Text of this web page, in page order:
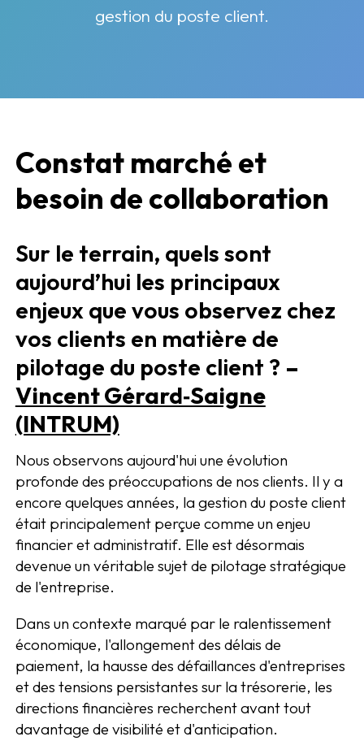
gestion du poste client.
Constat marché et
besoin de collaboration
Sur le terrain, quels sont
aujourd’hui les principaux
enjeux que vous observez chez
vos clients en matière de
pilotage du poste client ? –
Vincent Gérard‑Saigne
(INTRUM)
Nous observons aujourd'hui une évolution
profonde des préoccupations de nos clients. Il y a
encore quelques années, la gestion du poste client
était principalement perçue comme un enjeu
financier et administratif. Elle est désormais
devenue un véritable sujet de pilotage stratégique
de l'entreprise.
Dans un contexte marqué par le ralentissement
économique, l'allongement des délais de
paiement, la hausse des défaillances d'entreprises
et des tensions persistantes sur la trésorerie, les
directions financières recherchent avant tout
davantage de visibilité et d'anticipation.